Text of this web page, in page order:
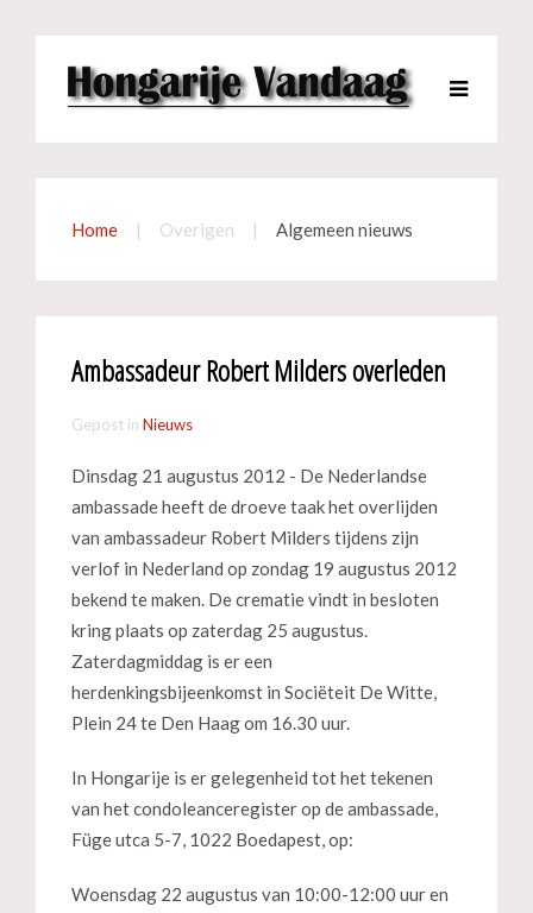
Home Overigen Algemeen nieuws
Ambassadeur Robert Milders overleden
Gepost in Nieuws
Dinsdag 21 augustus 2012 - De Nederlandse
ambassade heeft de droeve taak het overlijden
van ambassadeur Robert Milders tijdens zijn
verlof in Nederland op zondag 19 augustus 2012
bekend te maken. De crematie vindt in besloten
kring plaats op zaterdag 25 augustus.
Zaterdagmiddag is er een
herdenkingsbijeenkomst in Sociëteit De Witte,
Plein 24 te Den Haag om 16.30 uur.
In Hongarije is er gelegenheid tot het tekenen
van het condoleanceregister op de ambassade,
Füge utca 5-7, 1022 Boedapest, op:
Woensdag 22 augustus van 10:00-12:00 uur en